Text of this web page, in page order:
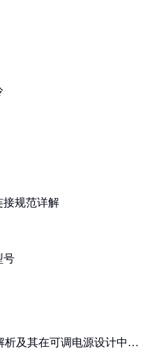
接规范详解
号
析及其在可调电源设计中的